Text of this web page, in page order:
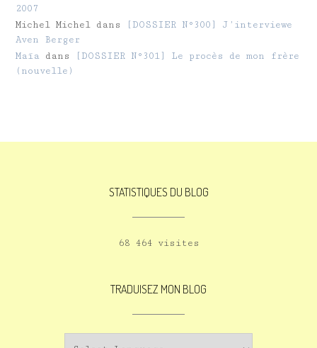
2007
Michel Michel dans
[DOSSIER N°300] J’interviewe
Aven Berger
Maïa dans
[DOSSIER N°301] Le procès de mon frère
(nouvelle)
STATISTIQUES DU BLOG
68 464 visites
TRADUISEZ MON BLOG